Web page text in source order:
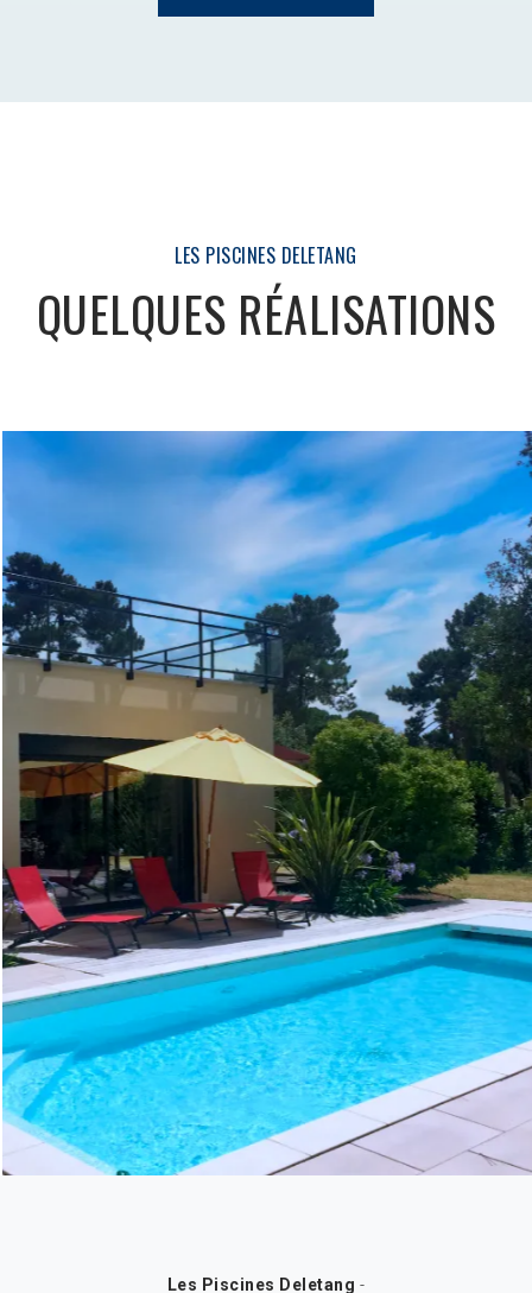
LES PISCINES DELETANG
QUELQUES RÉALISATIONS
Les Piscines Deletang -